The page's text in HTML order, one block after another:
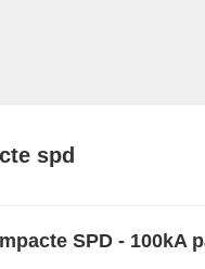
spd
SPD - 100kA